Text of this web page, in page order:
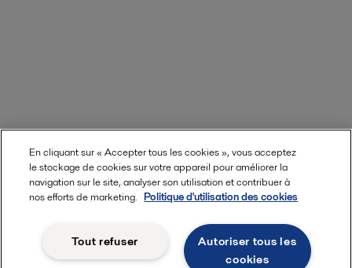
En cliquant sur « Accepter tous les cookies », vous acceptez
le stockage de cookies sur votre appareil pour améliorer la
navigation sur le site, analyser son utilisation et contribuer à
nos efforts de marketing. Politique d'utilisation des cookies
Autoriser tous les
cookies
Tout refuser